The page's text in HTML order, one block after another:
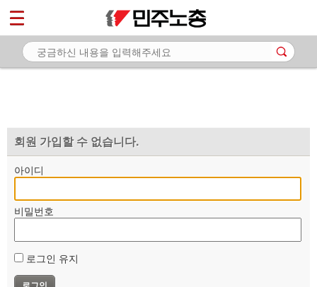
회원 가입할 수 없습니다.
아이디
비밀번호
로그인 유지
마이페이지
소개
자료
부설기관